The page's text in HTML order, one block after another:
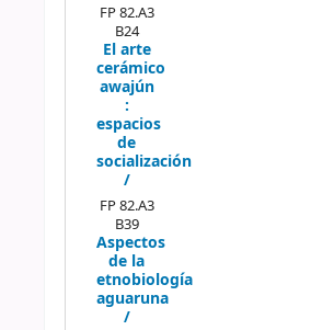
FP 82.A3
B24
El arte
cerámico
awajún
:
espacios
de
socialización
/
FP 82.A3
B39
Aspectos
de la
etnobiología
aguaruna
/